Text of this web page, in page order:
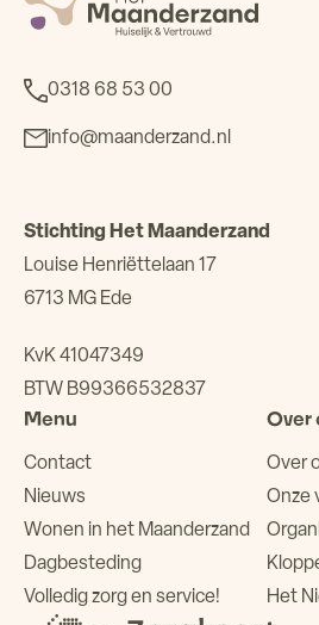
0318 68 53 00
info@maanderzand.nl
Stichting Het Maanderzand
Louise Henriëttelaan 17
6713 MG Ede
KvK 41047349
BTW B99366532837
Menu
Contact
Nieuws
Wonen in het Maanderzand
Dagbesteding
Volledig zorg en service!
Over
Over
Onze
Het